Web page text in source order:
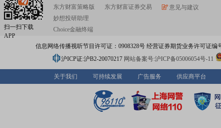
扫一扫下载
APP
东方财富策略版
妙想投研助理
Choice金融终端
东方财富证券交易
意见与建议
信息网络传播视听节目许可证：0908328号 经营证券期货业务许可证编
沪ICP证:沪B2-20070217 网站备案号:沪ICP备05006054号-11
关于我们 可持续发展 广告服务 供应商平台